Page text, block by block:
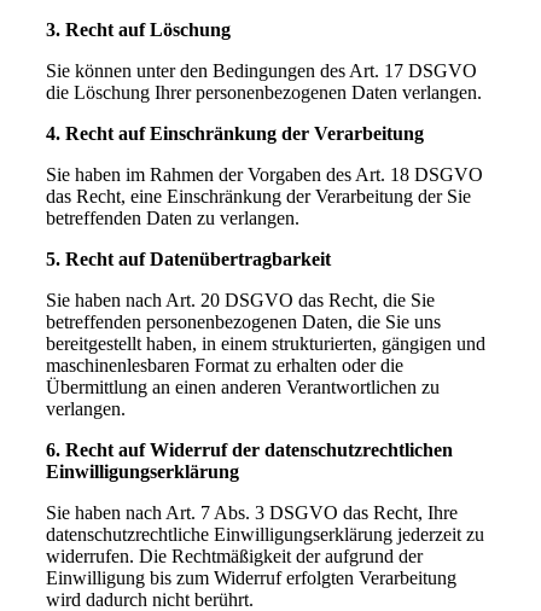
3. Recht auf Löschung
Sie können unter den Bedingungen des Art. 17 DSGVO
die Löschung Ihrer personenbezogenen Daten verlangen.
4. Recht auf Einschränkung der Verarbeitung
Sie haben im Rahmen der Vorgaben des Art. 18 DSGVO
das Recht, eine Einschränkung der Verarbeitung der Sie
betreffenden Daten zu verlangen.
5. Recht auf Datenübertragbarkeit
Sie haben nach Art. 20 DSGVO das Recht, die Sie
betreffenden personenbezogenen Daten, die Sie uns
bereitgestellt haben, in einem strukturierten, gängigen und
maschinenlesbaren Format zu erhalten oder die
Übermittlung an einen anderen Verantwortlichen zu
verlangen.
6. Recht auf Widerruf der datenschutzrechtlichen
Einwilligungserklärung
Sie haben nach Art. 7 Abs. 3 DSGVO das Recht, Ihre
datenschutzrechtliche Einwilligungserklärung jederzeit zu
widerrufen. Die Rechtmäßigkeit der aufgrund der
Einwilligung bis zum Widerruf erfolgten Verarbeitung
wird dadurch nicht berührt.